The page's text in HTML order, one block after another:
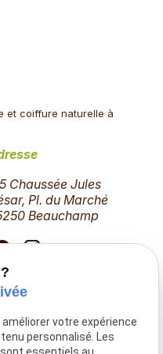
et coiffure naturelle à
Chaussée Jules
Pl. du Marché
Beauchamp
votre expérience
personnalisé. Les